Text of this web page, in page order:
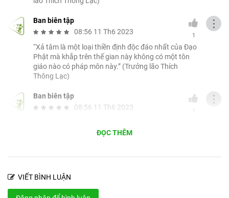
Ban biên tập
08:56 11 Th6 2023
1
“Xả tâm là một loại thiền định độc đáo nhất của Đạo
Phật mà khắp trên thế gian này không có một tôn
giáo nào có pháp môn này.” (Trưởng lão Thích
Thông Lạc)
⋮
Ban biên tập
08:56 11 Th6 2023
chọn nó làm pháp môn tu hành cho con tức là con
ngay liền. Định Vô Lậu được tu học trong hai lớp học
đầu tiên trong Bát Chánh Đạo đó là Chánh Kiến và
Chánh Tư Duy.” (Trưởng lão Thích Thông Lạc)
⋮
ĐỌC THÊM
VIẾT BÌNH LUẬN